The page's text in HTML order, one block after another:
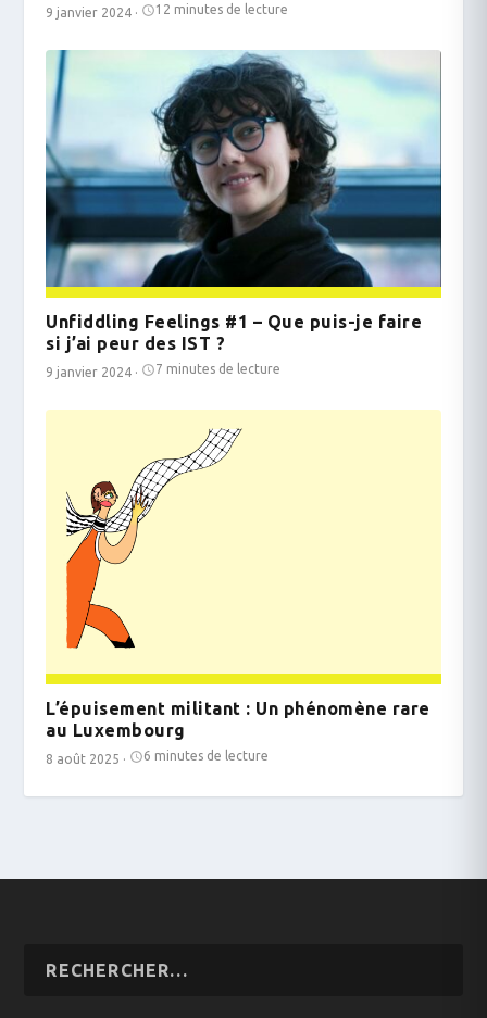
9 janvier 2024 · 12 minutes de lecture
Unfiddling Feelings #1 – Que puis-je faire
si j’ai peur des IST ?
9 janvier 2024 · 7 minutes de lecture
L’épuisement militant : Un phénomène rare
au Luxembourg
8 août 2025 · 6 minutes de lecture